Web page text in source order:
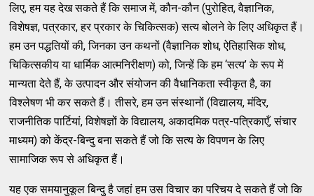
लिए, हम यह देख सकते हैं कि समाज में, कौन-कौन (पुरोहित, वैज्ञानिक,
विशेषज्ञ, पत्रकार, हर प्रकार के चिकित्सक) सत्य बोलने के लिए अधिकृत हैं।
हम उन पद्धतियों की, जिनका उन कथनों (वैज्ञानिक शोध, ऐतिहासिक शोध,
चिकित्सकीय या धार्मिक आत्मनिरीक्षण) को, जिन्हें कि हम ‘सत्य’ के रूप में
मान्यता देते हैं, के उत्पादन और संयोजन की वैधानिकता स्वीकृत है, का
विश्लेषण भी कर सकते हैं। तीसरे, हम उन संस्थानों (विद्यालय, मंदिर,
राजनीतिक पार्टियां, विशेषज्ञों के विद्यालय, अकादमिक पत्र-पत्रिकाएँ, संचार
माध्यम) को केंद्र-बिन्दु बना सकते हैं जो कि सत्य के विपणन के लिए
सामाजिक रूप से अधिकृत हैं।
यह एक समयानुकूल बिन्दु है जहां हम उस विचार का परिचय दे सकते हैं जो कि